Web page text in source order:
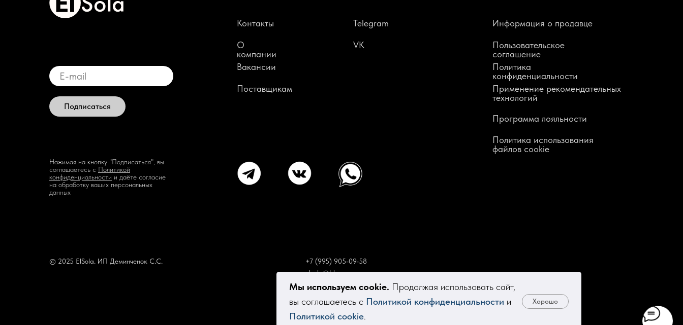
Мы используем cookie. Продолжая использовать сайт,
вы соглашаетесь с Политикой конфиденциальности и
Политикой cookie.
Хорошо
Подписаться
Нажимая на кнопку "Подписаться", вы
соглашаетесь с Политикой
конфиденциальности и даёте согласие
на обработку ваших персональных
данных
Пользовательское
соглашение
Политика
конфиденциальности
Программа лояльности
Политика использования
файлов cookie
elsola@bk.ru
Применение рекомендательных
технологий
Информация о продавце
Контакты
© 2025 ElSola. ИП Деминченок С.С.
Поставщикам
Вакансии
О
компании
Telegram
VK
+7 (995) 905-09-58